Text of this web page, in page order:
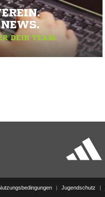
DEIN TEAM.
| Jugendschutz |